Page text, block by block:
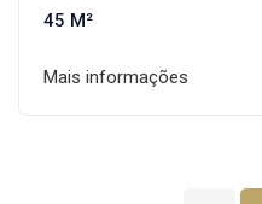
45 M²
Mais informações